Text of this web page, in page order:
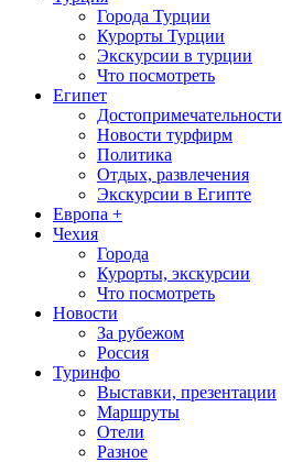
Города Турции
Курорты Турции
Экскурсии в турции
Что посмотреть
Египет
Достопримечательности
Новости турфирм
Политика
Отдых, развлечения
Экскурсии в Египте
Европа +
Чехия
Города
Курорты, экскурсии
Что посмотреть
Новости
За рубежом
Россия
Туринфо
Выставки, презентации
Маршруты
Отели
Разное